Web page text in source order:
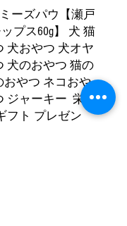
ミーズパウ【瀬戸
プス60g】 犬 猫
犬おやつ 犬オヤ
犬のおやつ 猫の
おやつ ネコおや
ジャーキー 栄養
フト プレゼン